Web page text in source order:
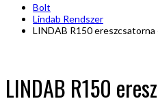
Bolt
Lindab Rendszer
LINDAB R150 ereszcsatorna
LINDAB R150